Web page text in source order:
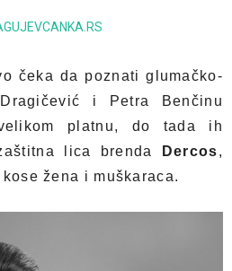
čeka da poznati glumačko-
i Petra Benčinu
platnu, do tada ih
lica brenda
Dercos,
žena i muškaraca.